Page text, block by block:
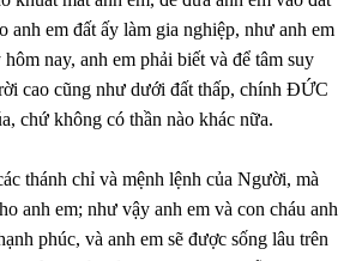
anh em đất ấy làm gia nghiệp, như anh em
nay, anh em phải biết và để tâm suy
cao cũng như dưới đất thấp, chính ĐỨC
chứ không có thần nào khác nữa.
thánh chỉ và mệnh lệnh của Người, mà
anh em; như vậy anh em và con cháu anh
phúc, và anh em sẽ được sống lâu trên